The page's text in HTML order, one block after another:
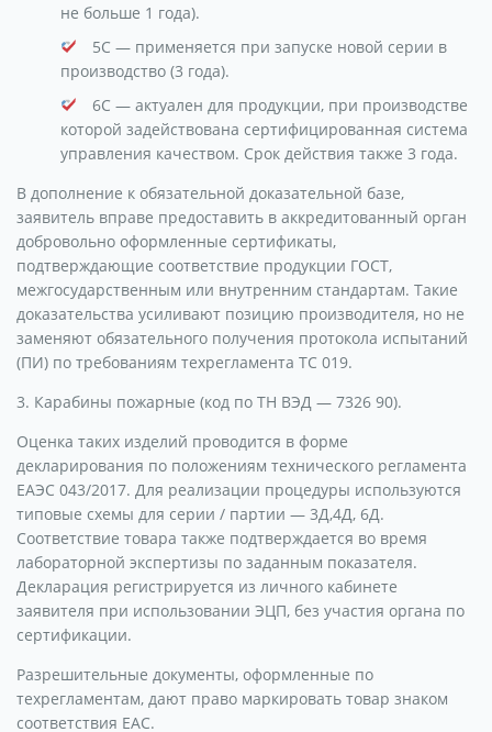
не больше 1 года).
5С — применяется при запуске новой серии в
производство (3 года).
6С — актуален для продукции, при производстве
которой задействована сертифицированная система
управления качеством. Срок действия также 3 года.
В дополнение к обязательной доказательной базе,
заявитель вправе предоставить в аккредитованный орган
добровольно оформленные сертификаты,
подтверждающие соответствие продукции ГОСТ,
межгосударственным или внутренним стандартам. Такие
доказательства усиливают позицию производителя, но не
заменяют обязательного получения протокола испытаний
(ПИ) по требованиям техрегламента ТС 019.
3. Карабины пожарные (код по ТН ВЭД — 7326 90).
Оценка таких изделий проводится в форме
декларирования по положениям технического регламента
ЕАЭС 043/2017. Для реализации процедуры используются
типовые схемы для серии / партии — 3Д,4Д, 6Д.
Соответствие товара также подтверждается во время
лабораторной экспертизы по заданным показателя.
Декларация регистрируется из личного кабинете
заявителя при использовании ЭЦП, без участия органа по
сертификации.
Разрешительные документы, оформленные по
техрегламентам, дают право маркировать товар знаком
соответствия ЕАС.